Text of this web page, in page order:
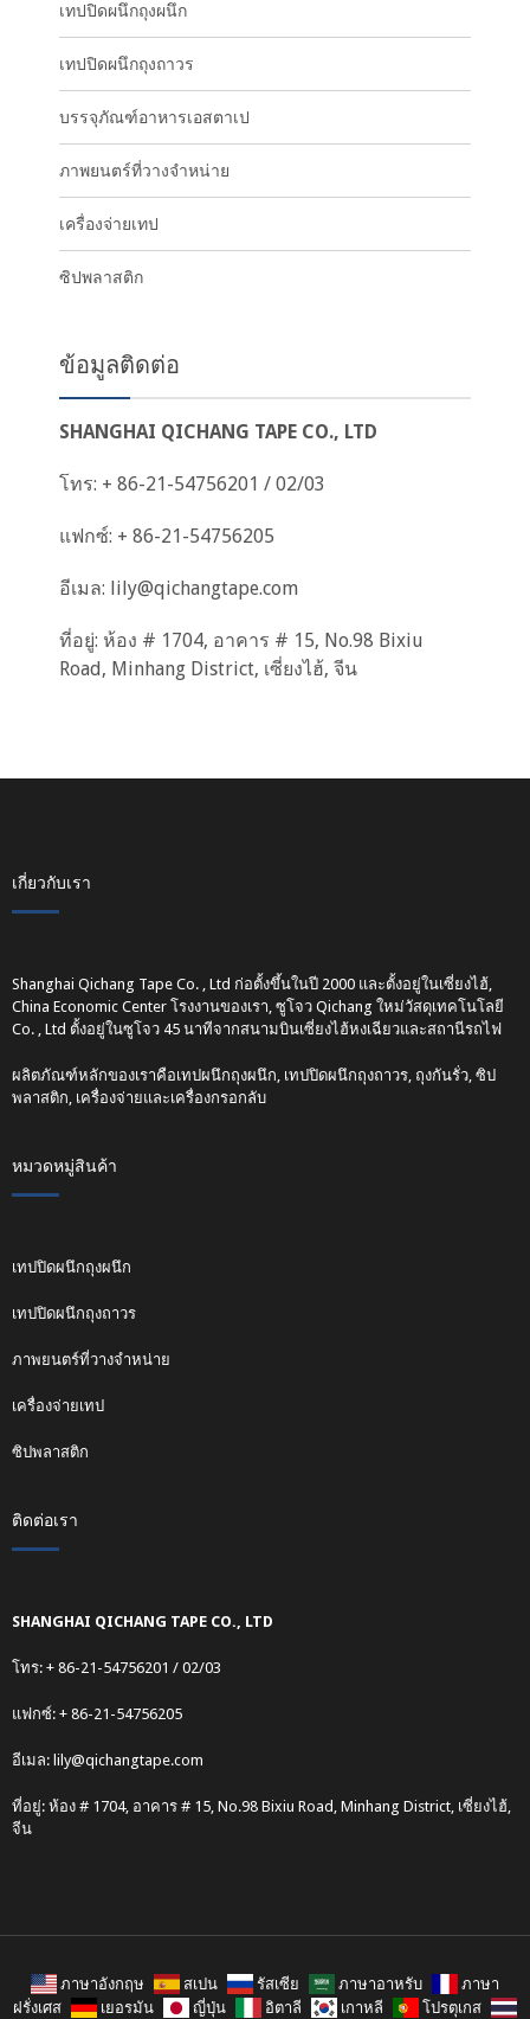
เทปปิดผนึกถุงผนึก
เทปปิดผนึกถุงถาวร
บรรจุภัณฑ์อาหารเอสตาเป
ภาพยนตร์ที่วางจำหน่าย
เครื่องจ่ายเทป
ซิปพลาสติก
ข้อมูลติดต่อ
SHANGHAI QICHANG TAPE CO., LTD
โทร: + 86-21-54756201 / 02/03
แฟกซ์: + 86-21-54756205
อีเมล: lily@qichangtape.com
ที่อยู่: ห้อง # 1704, อาคาร # 15, No.98 Bixiu
Road, Minhang District, เซี่ยงไฮ้, จีน
เกี่ยวกับเรา
Shanghai Qichang Tape Co. , Ltd ก่อตั้งขึ้นในปี 2000 และตั้งอยู่ในเซี่ยงไฮ้,
China Economic Center โรงงานของเรา, ซูโจว Qichang ใหม่วัสดุเทคโนโลยี
Co. , Ltd ตั้งอยู่ในซูโจว 45 นาทีจากสนามบินเซี่ยงไฮ้หงเฉียวและสถานีรถไฟ
ผลิตภัณฑ์หลักของเราคือเทปผนึกถุงผนึก, เทปปิดผนึกถุงถาวร, ถุงกันรั่ว, ซิป
พลาสติก, เครื่องจ่ายและเครื่องกรอกลับ
หมวดหมู่สินค้า
เทปปิดผนึกถุงผนึก
เทปปิดผนึกถุงถาวร
ภาพยนตร์ที่วางจำหน่าย
เครื่องจ่ายเทป
ซิปพลาสติก
ติดต่อเรา
SHANGHAI QICHANG TAPE CO., LTD
โทร: + 86-21-54756201 / 02/03
แฟกซ์: + 86-21-54756205
อีเมล: lily@qichangtape.com
ที่อยู่: ห้อง # 1704, อาคาร # 15, No.98 Bixiu Road, Minhang District, เซี่ยงไฮ้,
จีน
ภาษาอังกฤษ สเปน รัสเซีย ภาษาอาหรับ
ภาษา
ฝรั่งเศส
เยอรมัน ญี่ปุ่น อิตาลี เกาหลี โปรตุเกส